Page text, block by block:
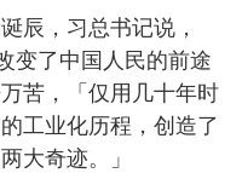
辰，习总书记说，
变了中国人民的前途
苦，「仅用几十年时
工业化历程，创造了
大奇迹。」